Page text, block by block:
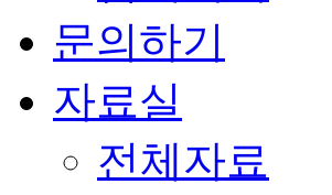
문의하기
자료실
전체자료